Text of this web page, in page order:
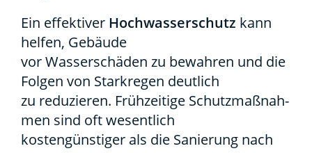
Ein effek­ti­ver Hoch­was­ser­schutz kann
hel­fen, Gebäu­de
vor Was­ser­schä­den zu bewah­ren und die
Fol­gen von Stark­re­gen deut­lich
zu redu­zie­ren. Früh­zei­ti­ge Schutz­maß­nah­
men sind oft wesent­lich
kos­ten­güns­ti­ger als die Sanie­rung nach